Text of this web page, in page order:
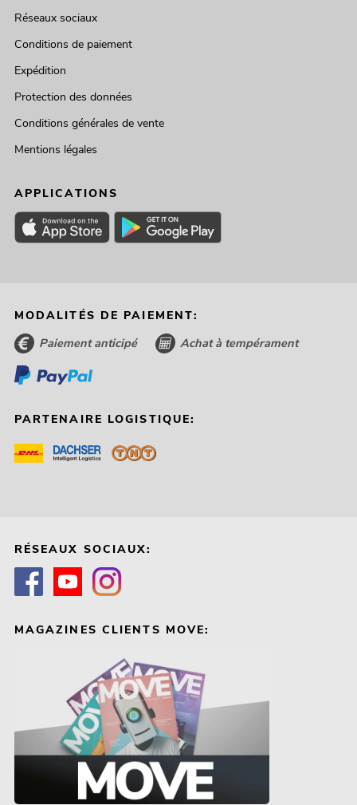
Réseaux sociaux
Conditions de paiement
Expédition
Protection des données
Conditions générales de vente
Mentions légales
APPLICATIONS
MODALITÉS DE PAIEMENT:
Paiement anticipé Achat à tempérament
PARTENAIRE LOGISTIQUE:
RÉSEAUX SOCIAUX:
MAGAZINES CLIENTS MOVE: